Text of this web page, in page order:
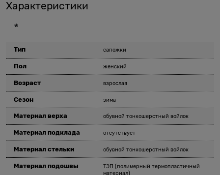
Характеристики
*
Тип сапожки
Пол женский
Возраст взрослая
Сезон зима
Материал верха обувной тонкошерстный войлок
Материал подклада отсутствует
Материал стельки обувной тонкошерстный войлок
Материал подошвы
ТЭП (полимерный термопластичный
материал)